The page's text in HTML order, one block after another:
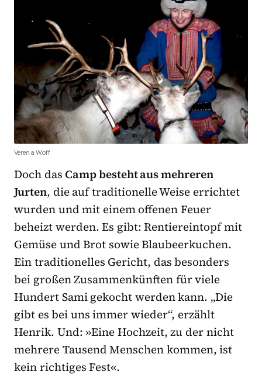
Verena Woff
Doch dasCamp besteht aus mehreren
Jurten, die auf traditionelle Weise errichtet
wurden und mit einem offenen Feuer
beheizt werden. Es gibt: Rentiereintopf mit
Gemüse und Brot sowie Blaubeerkuchen.
Ein traditionelles Gericht, das besonders
bei großen Zusammenkünften für viele
Hundert Sami gekocht werden kann. „Die
gibt es bei uns immer wieder“, erzählt
Henrik. Und: »Eine Hochzeit, zu der nicht
mehrere Tausend Menschen kommen, ist
kein richtiges Fest«.